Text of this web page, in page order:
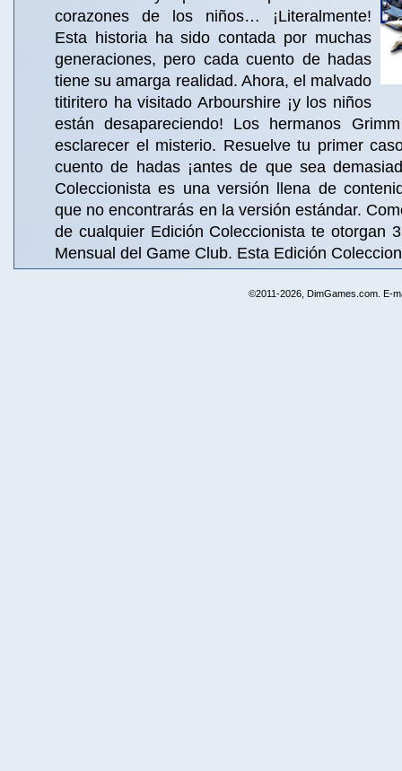
corazones de los niños… ¡Literalmente!
Esta historia ha sido contada por muchas
generaciones, pero cada cuento de hadas
tiene su amarga realidad. Ahora, el malvado
titiritero ha visitado Arbourshire ¡y los niños
están desapareciendo! Los hermanos
esclarecer el misterio. Resuelve tu primer
cuento de hadas ¡antes de que sea
Coleccionista es una versión llena de
que no encontrarás en la versión estándar.
de cualquier Edición Coleccionista te otorgan
Mensual del Game Club. Esta Edición
©2011-2026, DimGames.com. E-